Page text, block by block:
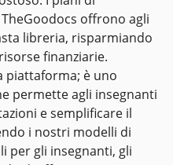
di presentazione
offrono agli
libreria, risparmiando
finanziarie.
piattaforma; è uno
permette agli insegnanti
e semplificare il
i nostri modelli di
per gli insegnanti, gli